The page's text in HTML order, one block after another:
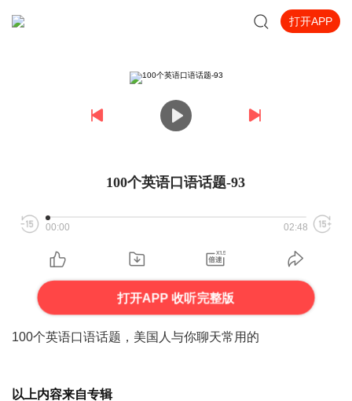
打开APP
100个英语口语话题-93
00:00 02:48
打开APP 收听完整版
100个英语口语话题，美国人与你聊天常用的
以上内容来自专辑